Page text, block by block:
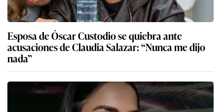
Esposa de Óscar Custodio se quiebra ante
acusaciones de Claudia Salazar: “Nunca me dijo
nada”